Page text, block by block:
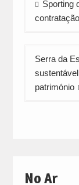
de
Sporting
Serra da
património
No Ar